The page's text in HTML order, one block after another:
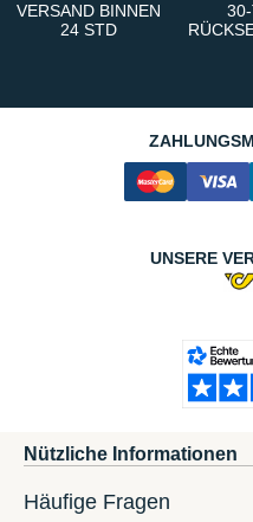
VERSAND BINNEN
24 STD
UNSERE
Nützliche Informationen
Häufige Fragen